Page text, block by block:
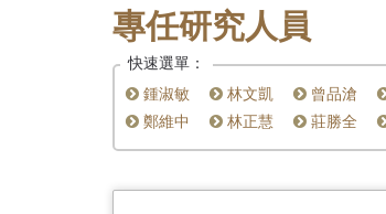
研
究
所-
首
頁
專任研究人員
快速選單：
鍾淑敏
林文凱 曾品滄
鄭維中
林正慧 莊勝全